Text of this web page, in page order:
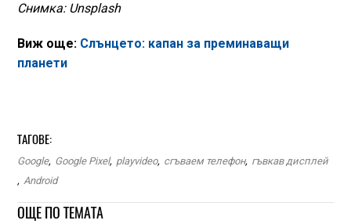
Снимка: Unsplash
Виж още: Слънцето: капан за преминаващи
планети
ТАГОВЕ:
Google, Google Pixel, playvideo, сгъваем телефон, гъвкав дисплей
, Android
ОЩЕ ПО ТЕМАТА